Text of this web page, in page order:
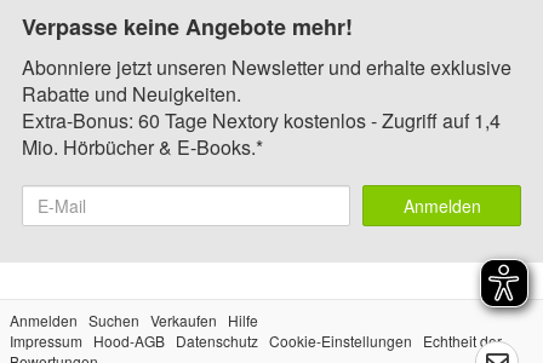
Verpasse keine Angebote mehr!
Abonniere jetzt unseren Newsletter und erhalte exklusive
Rabatte und Neuigkeiten.
Extra-Bonus: 60 Tage Nextory kostenlos - Zugriff auf 1,4
Mio. Hörbücher & E-Books.*
Anmelden
Anmelden Suchen Verkaufen
Hilfe
Impressum
Hood-AGB Datenschutz Cookie-Einstellungen
Echtheit der